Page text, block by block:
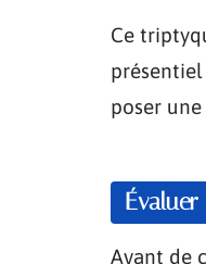
Ce
poser
Avant de